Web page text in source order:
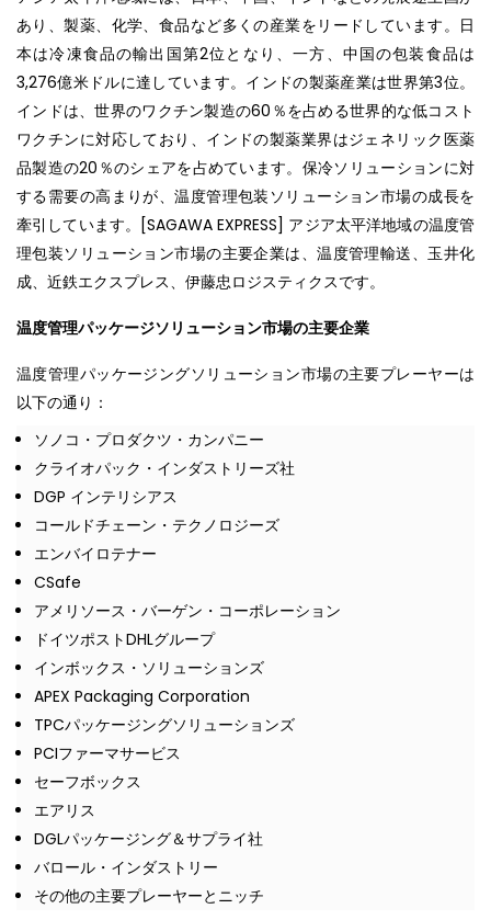
あり、製薬、化学、食品など多くの産業をリードしています。日
本は冷凍食品の輸出国第2位となり、一方、中国の包装食品は
3,276億米ドルに達しています。インドの製薬産業は世界第3位。
インドは、世界のワクチン製造の60％を占める世界的な低コスト
ワクチンに対応しており、インドの製薬業界はジェネリック医薬
品製造の20％のシェアを占めています。保冷ソリューションに対
する需要の高まりが、温度管理包装ソリューション市場の成長を
牽引しています。[SAGAWA EXPRESS] アジア太平洋地域の温度管
理包装ソリューション市場の主要企業は、温度管理輸送、玉井化
成、近鉄エクスプレス、伊藤忠ロジスティクスです。
温度管理パッケージソリューション市場の主要企業
温度管理パッケージングソリューション市場の主要プレーヤーは
以下の通り：
ソノコ・プロダクツ・カンパニー
クライオパック・インダストリーズ社
DGP インテリシアス
コールドチェーン・テクノロジーズ
エンバイロテナー
CSafe
アメリソース・バーゲン・コーポレーション
ドイツポストDHLグループ
インボックス・ソリューションズ
APEX Packaging Corporation
TPCパッケージングソリューションズ
PCIファーマサービス
セーフボックス
エアリス
DGLパッケージング＆サプライ社
バロール・インダストリー
その他の主要プレーヤーとニッチ